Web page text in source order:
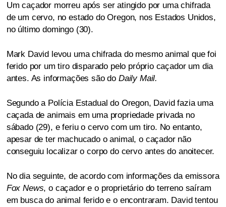
Um caçador morreu após ser atingido por uma chifrada
de um cervo, no estado do Oregon, nos Estados Unidos,
no último domingo (30).
Mark David levou uma chifrada do mesmo animal que foi
ferido por um tiro disparado pelo próprio caçador um dia
antes. As informações são do Daily Mail.
Segundo a Polícia Estadual do Oregon, David fazia uma
caçada de animais em uma propriedade privada no
sábado (29), e feriu o cervo com um tiro. No entanto,
apesar de ter machucado o animal, o caçador não
conseguiu localizar o corpo do cervo antes do anoitecer.
No dia seguinte, de acordo com informações da emissora
Fox News, o caçador e o proprietário do terreno saíram
em busca do animal ferido e o encontraram. David tentou